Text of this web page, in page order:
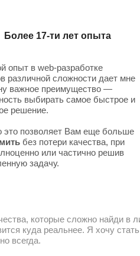
Более 17-ти лет опыта
опыт в web-разработке
различной сложности дает мне
важное преимущество —
выбирать самое быстрое и
решение.
позволяет Вам еще больше
без потери качества, при
или частично решив
задачу.
которые сложно найди в
куда реальнее. Я хочу
всегда.